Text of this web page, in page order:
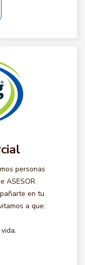
personas
ASESOR
en tu
a que: